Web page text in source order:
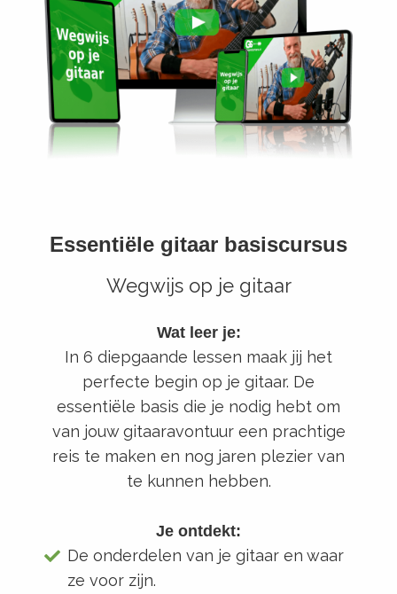
Essentiële gitaar basiscursus
Wegwijs op je gitaar
Wat leer je:
In 6 diepgaande lessen maak jij het
perfecte begin op je gitaar. De
essentiële basis die je nodig hebt om
van jouw gitaaravontuur een prachtige
reis te maken en nog jaren plezier van
te kunnen hebben.
Je ontdekt:
De onderdelen van je gitaar en waar
ze voor zijn.